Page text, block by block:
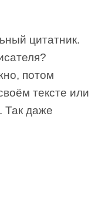
цитатник.
потом
тексте или
Так даже